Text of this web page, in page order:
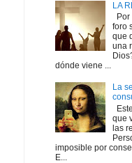
LA
Por
foro
que
una
dónde viene ...
La
que
las
imposible por
E...